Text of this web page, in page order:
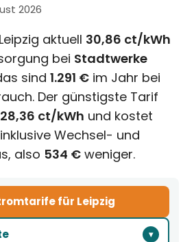
2026
aktuell 30,86 ct/kWh
bei Stadtwerke
sind1.291 € im Jahr bei
Der günstigste Tarif
28,36 ct/kWh und kostet
Wechsel- und
also 534 € weniger.
für Leipzig